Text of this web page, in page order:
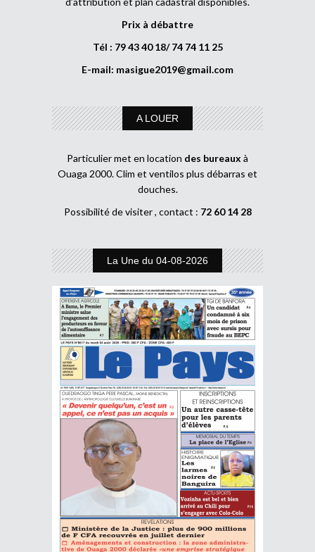
Prix à débattre
Tél : 79 43 40 18/ 74 74 11 25
E-mail: masigue2019@gmail.com
A LOUER
Particulier met en location des bureaux à
Ouaga 2000. Clim et ventilos plus débarras et
douches.
Possibilité de visiter , contact : 72 60 14 28
La Une du 04-08-2026